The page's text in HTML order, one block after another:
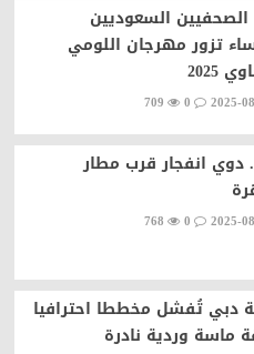
السعوديين
تزور مهرجان اللومي
2025
0
709
دوي انفجار قرب مطار
0
768
دبي تُفشل مخططا احترافيا
ماسة وردية نادرة